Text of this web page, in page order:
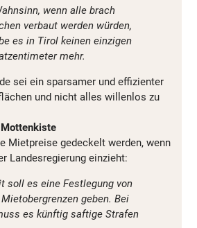
wenn alle brach
verbaut werden würden,
es in Tirol keinen einzigen
mehr.
sei ein sparsamer und effizienter
und nicht alles willenlos zu
Mottenkiste
Mietpreise gedeckelt werden, wenn
Landesregierung einzieht:
soll es eine Festlegung von
geben. Bei
es künftig saftige Strafen